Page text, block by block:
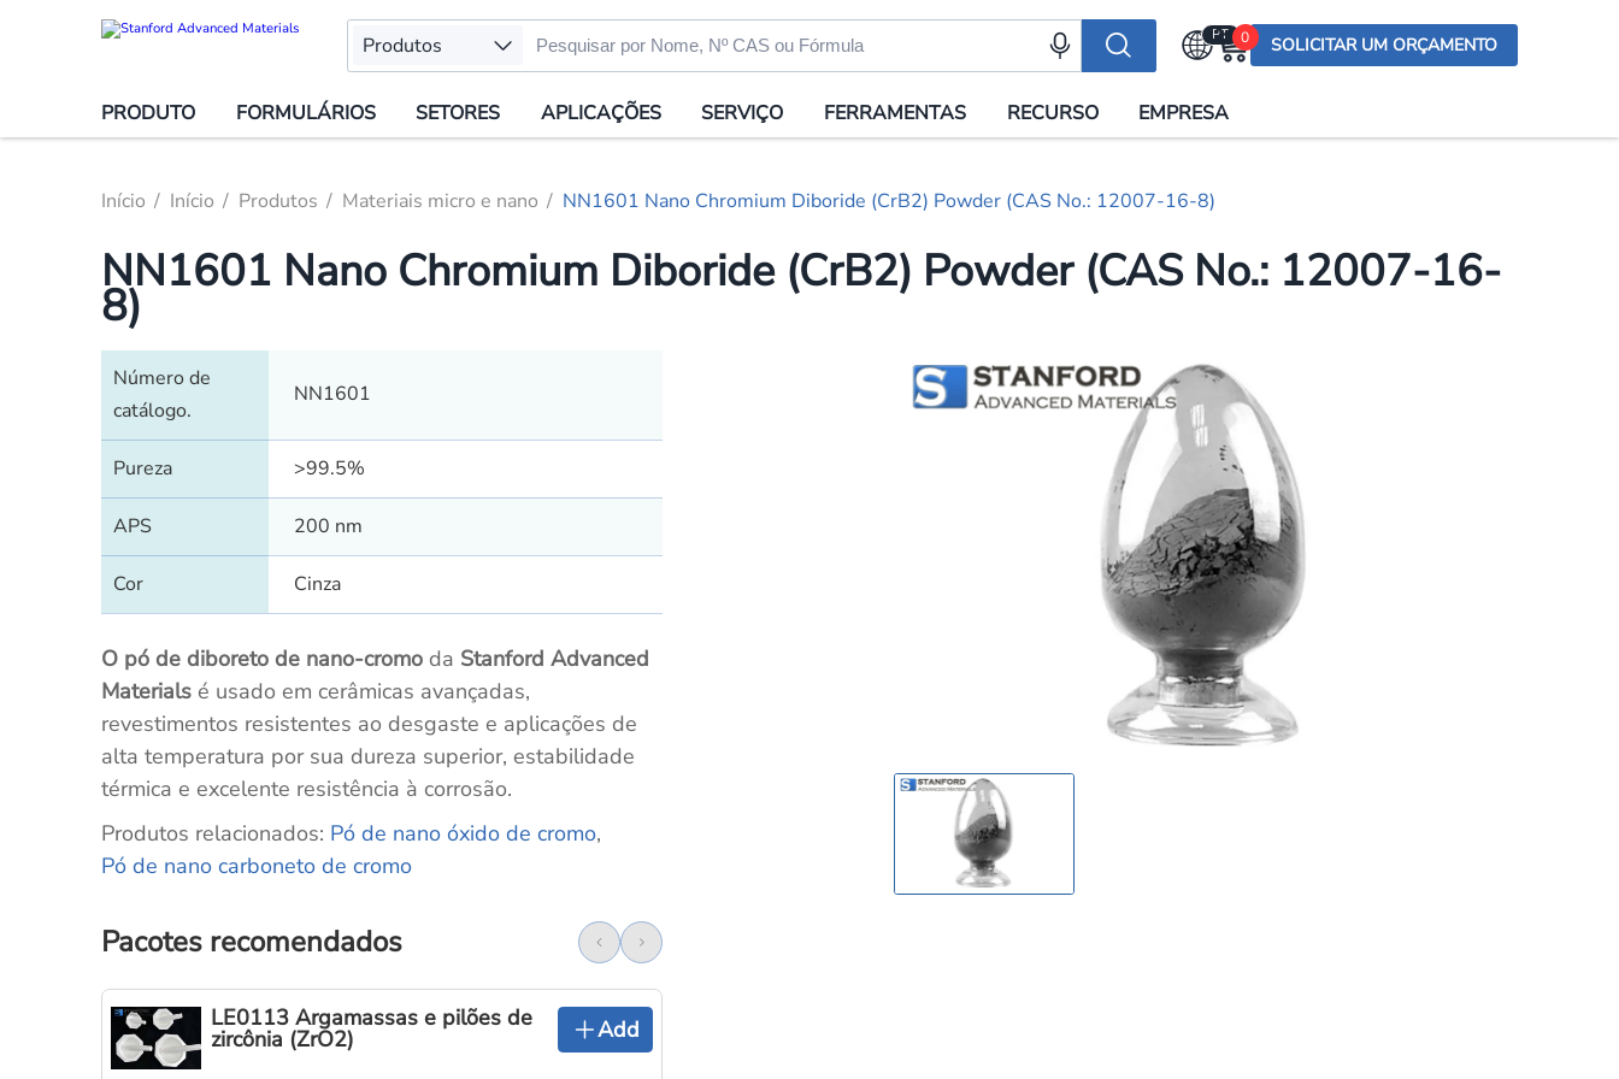
Produtos PT
English (US)
Española
Deutsch
Français
日本語
Русский
한국어
Português
العربية
Nederland
Polska
Sverige
भारत
0 SOLICITAR UM ORÇAMENTO
PRODUTO FORMULÁRIOS SETORES APLICAÇÕES SERVIÇO FERRAMENTAS RECURSO EMPRESA
Início Início Produtos Materiais micro e nano NN1601 Nano Chromium Diboride (CrB2) Powder (CAS No.: 12007-16-8)
NN1601 Nano Chromium Diboride (CrB2) Powder (CAS No.: 12007-16-
8)
Número de
catálogo.
NN1601
Pureza >99.5%
APS 200 nm
Cor Cinza
O pó de diboreto de nano-cromo da Stanford Advanced
Materialsé usado em cerâmicas avançadas,
revestimentos resistentes ao desgaste e aplicações de
alta temperatura por sua dureza superior, estabilidade
térmica e excelente resistência à corrosão.
Produtos relacionados: Pó de nano óxido de cromo,
Pó de nano carboneto de cromo
Pacotes recomendados
LE0113 Argamassas e pilões de
zircônia (ZrO2) Add